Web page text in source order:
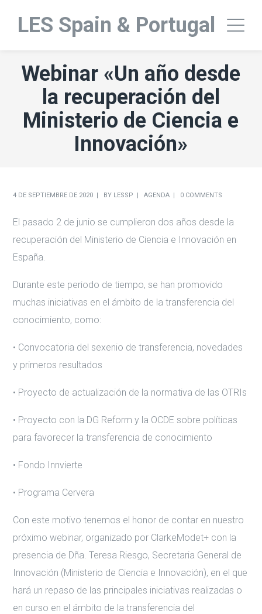
LES Spain & Portugal
Webinar «Un año desde
la recuperación del
Ministerio de Ciencia e
Innovación»
4 DE SEPTIEMBRE DE 2020 BY LESSP AGENDA 0 COMMENTS
El pasado 2 de junio se cumplieron dos años desde la
recuperación del Ministerio de Ciencia e Innovación en
España.
Durante este periodo de tiempo, se han promovido
muchas iniciativas en el ámbito de la transferencia del
conocimiento, como:
• Convocatoria del sexenio de transferencia, novedades
y primeros resultados
• Proyecto de actualización de la normativa de las OTRIs
• Proyecto con la DG Reform y la OCDE sobre políticas
para favorecer la transferencia de conocimiento
• Fondo Innvierte
• Programa Cervera
Con este motivo tenemos el honor de contar en nuestro
próximo webinar, organizado por ClarkeModet+ con la
presencia de Dña. Teresa Riesgo, Secretaria General de
Innovación (Ministerio de Ciencia e Innovación), en el que
hará un repaso de las principales iniciativas realizadas o
en curso en el ámbito de la transferencia del